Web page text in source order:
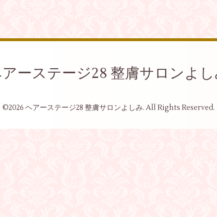
ーステージ28 整膚サロンよ
©2026 ヘアーステージ28 整膚サロンよしみ. All Rights Reserved.